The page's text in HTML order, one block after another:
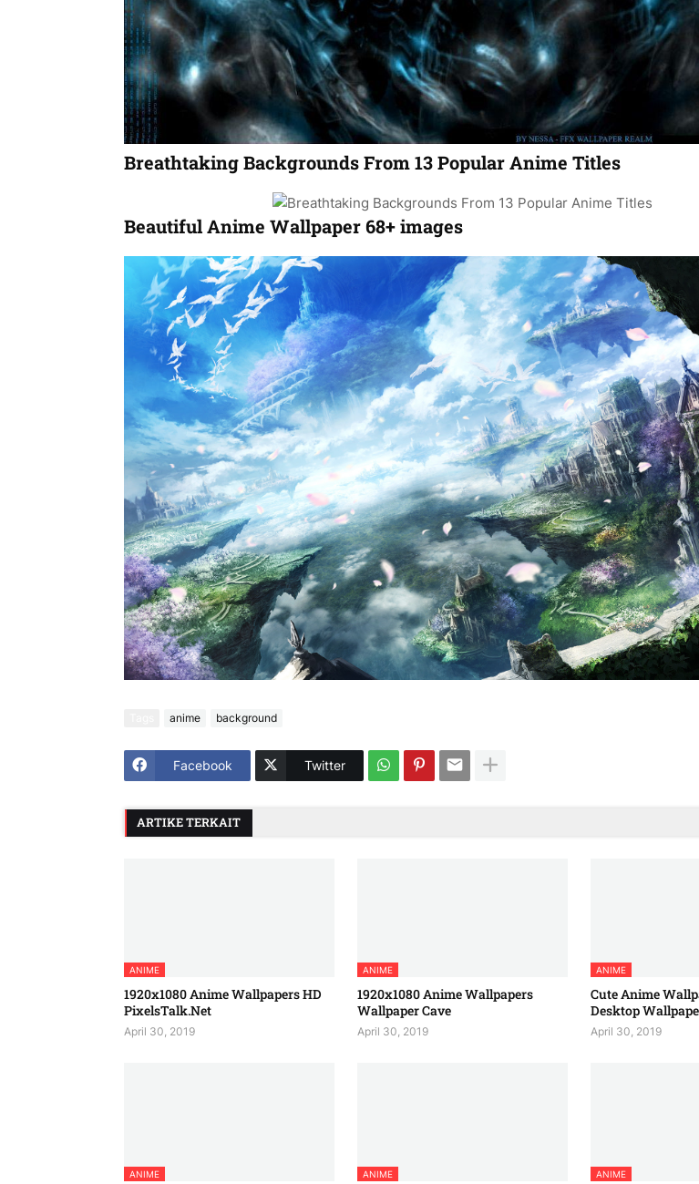
Breathtaking Backgrounds From 13 Popular Anime Titles
Beautiful Anime Wallpaper 68+ images
anime background
Facebook Twitter
ARTIKE TERKAIT
ANIME
1920x1080 Anime Wallpapers HD
PixelsTalk.Net
April 30, 2019
ANIME
1920x1080 Anime Wallpapers
Wallpaper Cave
April 30, 2019
ANIME
Cute Anime
Desktop
April 30, 2019
ANIME ANIME ANIME